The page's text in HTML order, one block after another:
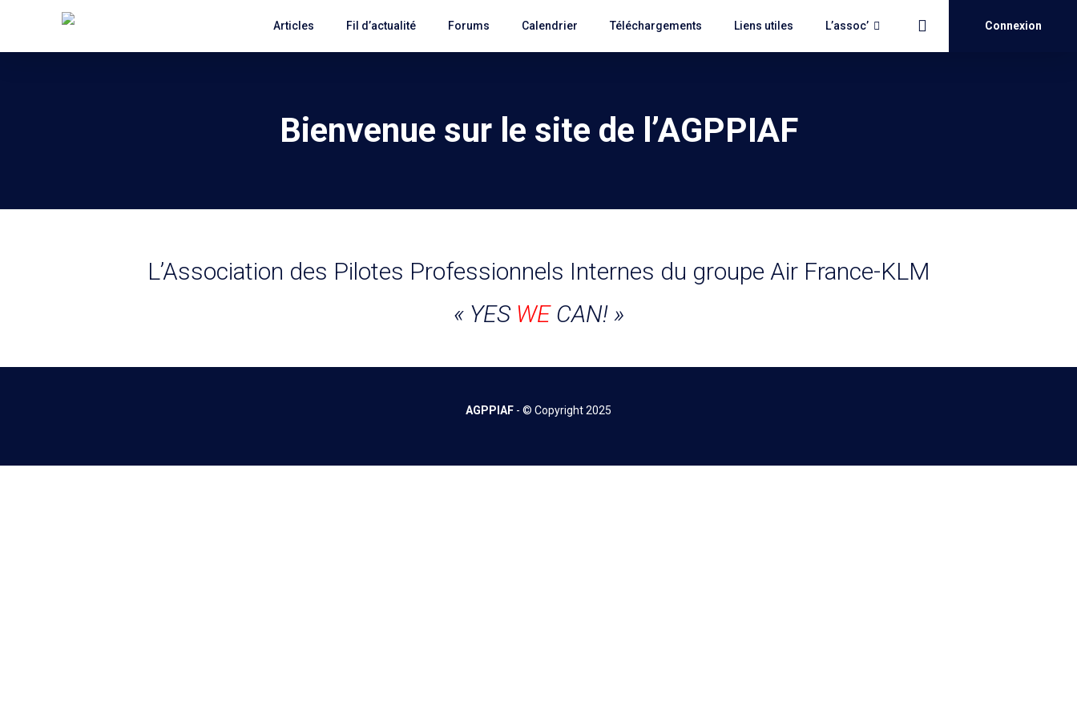
Articles Fil d’actualité Forums Calendrier Téléchargements Liens utiles L’assoc’ Connexion
Bienvenue sur le site de l’AGPPIAF
L’Association des Pilotes Professionnels Internes du groupe Air France-KLM
« YES WECAN! »
AGPPIAF - © Copyright2025